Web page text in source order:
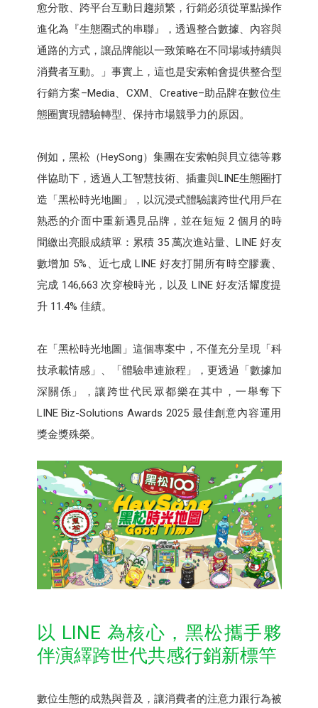
愈分散、跨平台互動日趨頻繁，行銷必須從單點操作
進化為『生態圈式的串聯』，透過整合數據、內容與
通路的方式，讓品牌能以一致策略在不同場域持續與
消費者互動。」事實上，這也是安索帕會提供整合型
行銷方案–Media、CXM、Creative–助品牌在數位生
態圈實現體驗轉型、保持市場競爭力的原因。
例如，黑松（HeySong）集團在安索帕與貝立德等夥
伴協助下，透過人工智慧技術、插畫與LINE生態圈打
造「黑松時光地圖」，以沉浸式體驗讓跨世代用戶在
熟悉的介面中重新遇見品牌，並在短短 2 個月的時
間繳出亮眼成績單：累積 35 萬次進站量、LINE 好友
數增加 5%、近七成 LINE 好友打開所有時空膠囊、
完成 146,663 次穿梭時光，以及 LINE 好友活耀度提
升 11.4% 佳績。
在「黑松時光地圖」這個專案中，不僅充分呈現「科
技承載情感」、「體驗串連旅程」，更透過「數據加
深關係」，讓跨世代民眾都樂在其中，一舉奪下
LINE Biz-Solutions Awards 2025 最佳創意內容運用
獎金獎殊榮。
以 LINE 為核心，黑松攜手夥
伴演繹跨世代共感行銷新標竿
數位生態的成熟與普及，讓消費者的注意力跟行為被